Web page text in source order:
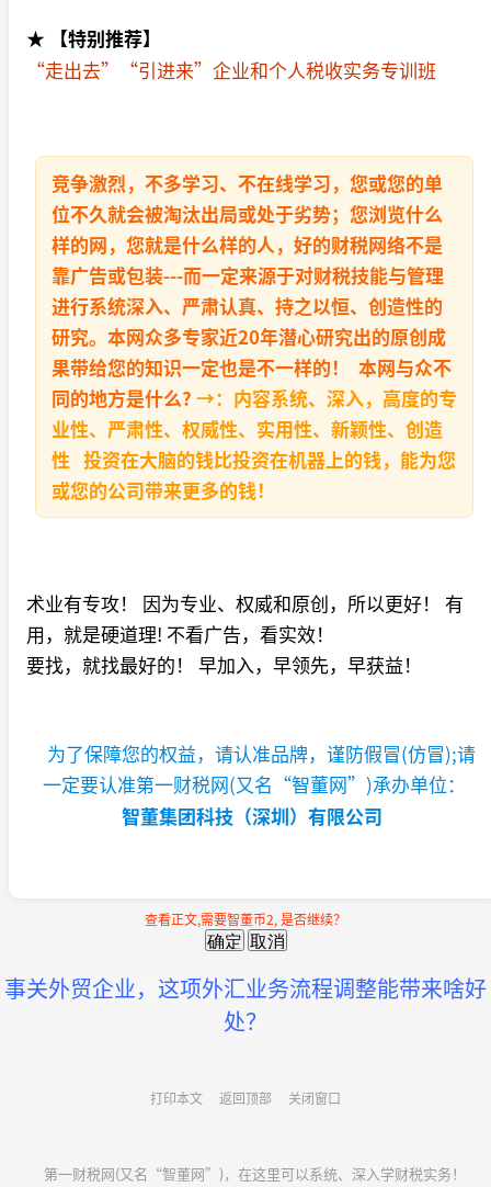
★ 【特别推荐】
“走出去”“引进来”企业和个人税收实务专训班
竞争激烈，不多学习、不在线学习，您或您的单
位不久就会被淘汰出局或处于劣势；您浏览什么
样的网，您就是什么样的人，好的财税网络不是
靠广告或包装---而一定来源于对财税技能与管理
进行系统深入、严肃认真、持之以恒、创造性的
研究。本网众多专家近20年潜心研究出的原创成
果带给您的知识一定也是不一样的！ 本网与众不
同的地方是什么? →：内容系统、深入，高度的专
业性、严肃性、权威性、实用性、新颖性、创造
性 投资在大脑的钱比投资在机器上的钱，能为您
或您的公司带来更多的钱！
术业有专攻！ 因为专业、权威和原创，所以更好！ 有
用，就是硬道理! 不看广告，看实效！
要找，就找最好的！ 早加入，早领先，早获益！
为了保障您的权益，请认准品牌，谨防假冒(仿冒);请
一定要认准第一财税网(又名“智董网”)承办单位：
智董集团科技（深圳）有限公司
查看正文,需要智董币2, 是否继续？
事关外贸企业，这项外汇业务流程调整能带来啥好
处？
打印本文 返回顶部 关闭窗口
第一财税网(又名“智董网”)，在这里可以系统、深入学财税实务！